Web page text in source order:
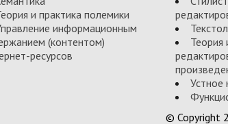
и практика полемики
информационным
(контентом)
ресурсов
Теория
Устное
© Copyright